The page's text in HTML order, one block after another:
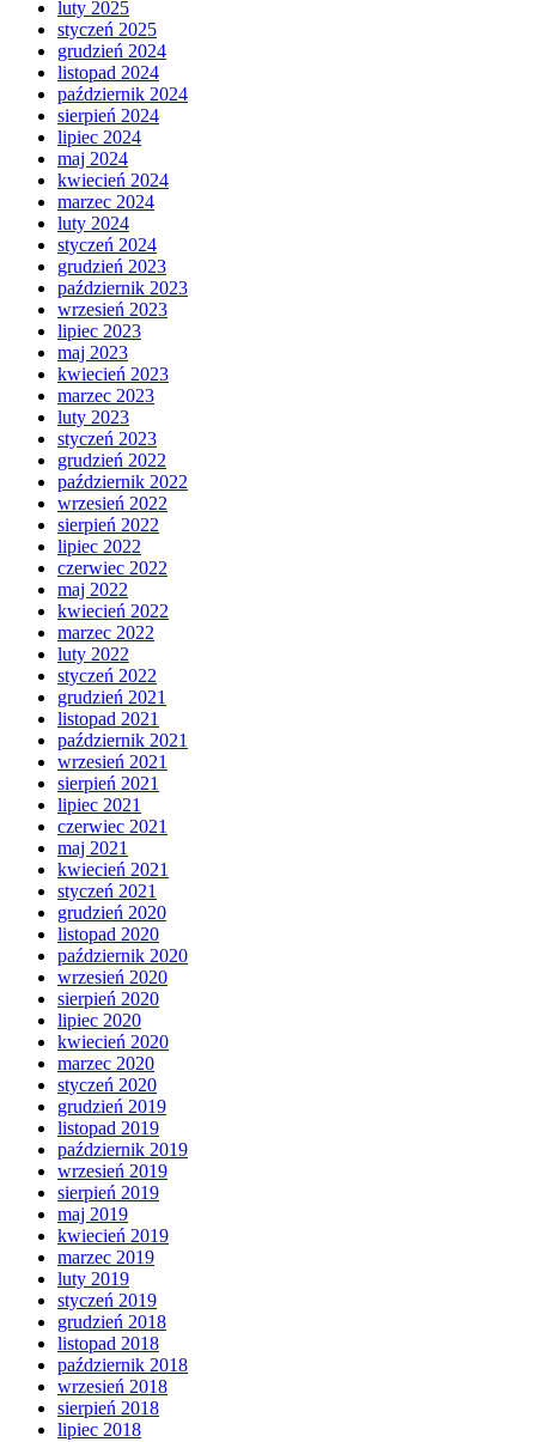
luty 2025
styczeń 2025
grudzień 2024
listopad 2024
październik 2024
sierpień 2024
lipiec 2024
maj 2024
kwiecień 2024
marzec 2024
luty 2024
styczeń 2024
grudzień 2023
październik 2023
wrzesień 2023
lipiec 2023
maj 2023
kwiecień 2023
marzec 2023
luty 2023
styczeń 2023
grudzień 2022
październik 2022
wrzesień 2022
sierpień 2022
lipiec 2022
czerwiec 2022
maj 2022
kwiecień 2022
marzec 2022
luty 2022
styczeń 2022
grudzień 2021
listopad 2021
październik 2021
wrzesień 2021
sierpień 2021
lipiec 2021
czerwiec 2021
maj 2021
kwiecień 2021
styczeń 2021
grudzień 2020
listopad 2020
październik 2020
wrzesień 2020
sierpień 2020
lipiec 2020
kwiecień 2020
marzec 2020
styczeń 2020
grudzień 2019
listopad 2019
październik 2019
wrzesień 2019
sierpień 2019
maj 2019
kwiecień 2019
marzec 2019
luty 2019
styczeń 2019
grudzień 2018
listopad 2018
październik 2018
wrzesień 2018
sierpień 2018
lipiec 2018